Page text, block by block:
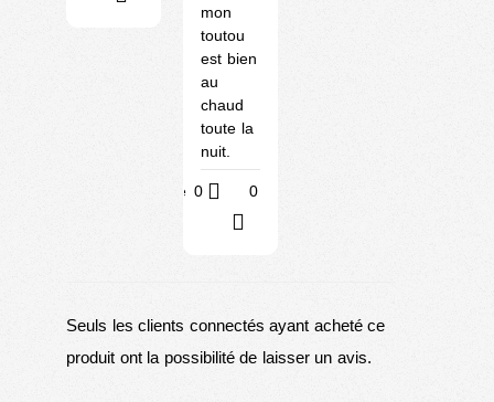
mon
toutou
est bien
au
chaud
toute la
nuit.
Utile 0 0
Seuls les clients connectés ayant acheté ce
produit ont la possibilité de laisser un avis.